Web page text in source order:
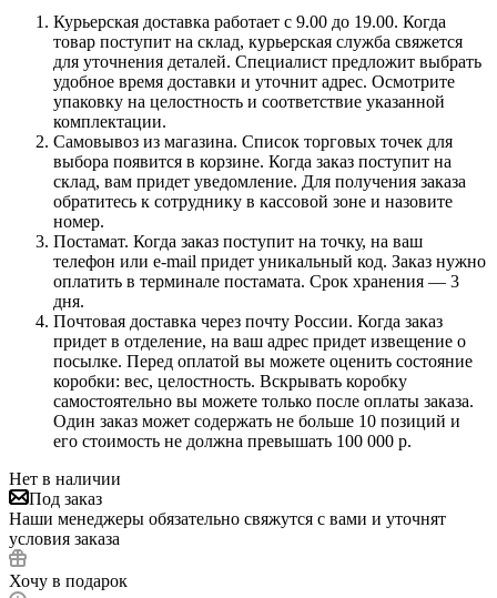
Курьерская доставка работает с 9.00 до 19.00. Когда
товар поступит на склад, курьерская служба свяжется
для уточнения деталей. Специалист предложит выбрать
удобное время доставки и уточнит адрес. Осмотрите
упаковку на целостность и соответствие указанной
комплектации.
Самовывоз из магазина. Список торговых точек для
выбора появится в корзине. Когда заказ поступит на
склад, вам придет уведомление. Для получения заказа
обратитесь к сотруднику в кассовой зоне и назовите
номер.
Постамат. Когда заказ поступит на точку, на ваш
телефон или e-mail придет уникальный код. Заказ нужно
оплатить в терминале постамата. Срок хранения — 3
дня.
Почтовая доставка через почту России. Когда заказ
придет в отделение, на ваш адрес придет извещение о
посылке. Перед оплатой вы можете оценить состояние
коробки: вес, целостность. Вскрывать коробку
самостоятельно вы можете только после оплаты заказа.
Один заказ может содержать не больше 10 позиций и
его стоимость не должна превышать 100 000 р.
Нет в наличии
Под заказ
Наши менеджеры обязательно свяжутся с вами и уточнят
условия заказа
Хочу в подарок